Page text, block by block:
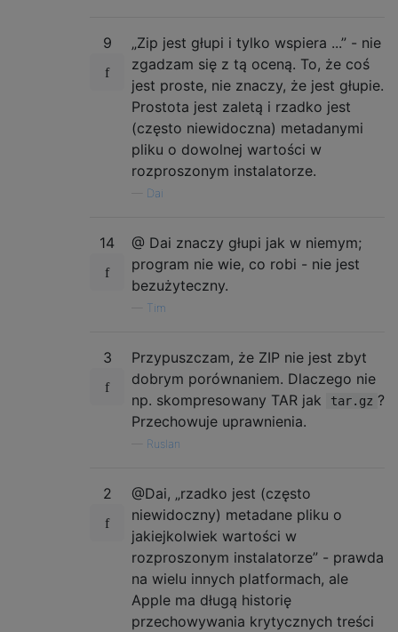
9
„Zip jest głupi i tylko wspiera ...” - nie
zgadzam się z tą oceną. To, że coś
jest proste, nie znaczy, że jest głupie.
Prostota jest zaletą i rzadko jest
(często niewidoczna) metadanymi
pliku o dowolnej wartości w
rozproszonym instalatorze.
Dai
14
@ Dai znaczy głupi jak w niemym;
program nie wie, co robi - nie jest
bezużyteczny.
Tim
3
Przypuszczam, że ZIP nie jest zbyt
dobrym porównaniem. Dlaczego nie
np. skompresowany TAR jak
tar.gz ?
Przechowuje uprawnienia.
Ruslan
2
@Dai, „rzadko jest (często
niewidoczny) metadane pliku o
jakiejkolwiek wartości w
rozproszonym instalatorze” - prawda
na wielu innych platformach, ale
Apple ma długą historię
przechowywania krytycznych treści